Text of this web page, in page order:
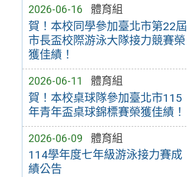
2026-06-16 體育組
賀！本校同學參加臺北市第22屆
市長盃校際游泳大隊接力競賽榮
獲佳績！
2026-06-11 體育組
賀！本校桌球隊參加臺北市115
年青年盃桌球錦標賽榮獲佳績！
2026-06-09 體育組
114學年度七年級游泳接力賽成
績公告